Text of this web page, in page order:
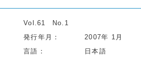
Vol.61
No.1
発行年月
2007年 1月
言語 日本語